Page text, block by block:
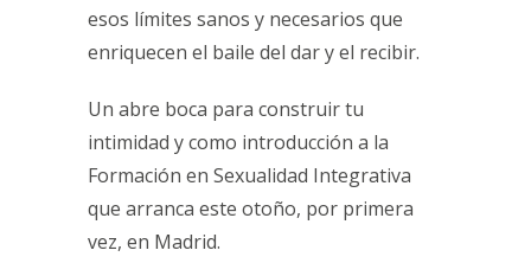
esos límites sanos y necesarios que
enriquecen el baile del dar y el recibir.
Un abre boca para construir tu
intimidad y como introducción a la
Formación en Sexualidad Integrativa
que arranca este otoño, por primera
vez, en Madrid.